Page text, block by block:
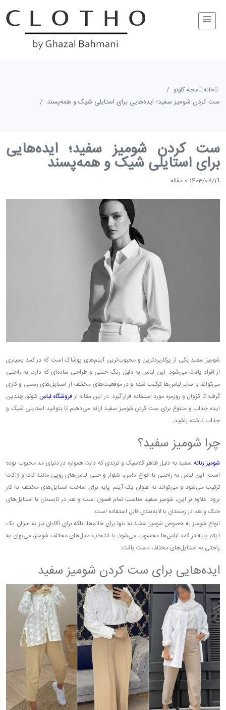
خانه مجله کلوتو
ست کردن شومیز سفید؛ ایده‌هایی برای استایلی شیک و همه‌پسند
ست کردن شومیز سفید؛ ایده‌هایی
برای استایلی شیک و همه‌پسند
1403/08/19
0 مقاله
شومیز سفید یکی از پرکاربردترین و محبوب‌ترین آیتم‌های پوشاک است که در کمد بسیاری
از افراد یافت می‌شود. این لباس به دلیل رنگ خنثی و طراحی ساده‌ای که دارد، به راحتی
می‌تواند با سایر لباس‌ها ترکیب شده و در موقعیت‌های مختلف از استایل‌های رسمی و کاری
گرفته تا کژوال و روزمره مورد استفاده قرار گیرد. در این مقاله از فروشگاه لباس کلوتو، چندین
ایده جذاب و متنوع برای ست کردن شومیز سفید ارائه می‌دهیم تا بتوانید استایلی شیک و
جذاب داشته باشید.
چرا شومیز سفید؟
شومیز زنانه سفید به دلیل ظاهر کلاسیک و ترندی که دارد، همواره در دنیای مد محبوب بوده
است. این لباس به راحتی با انواع دامن، شلوار و حتی لباس‌های رویی مانند کت و ژاکت
ترکیب می‌شود و می‌تواند به عنوان یک آیتم پایه برای ساخت استایل‌های مختلف به کار
برود. علاوه بر این، شومیز سفید مناسب تمام فصول است و هم در تابستان با استایل‌های
خنک و هم در زمستان با لایه‌بندی قابل استفاده است.
انواع شومیز به خصوص شومیز سفید نه تنها برای خانم‌ها، بلکه برای آقایان نیز به عنوان یک
آیتم پایه در کمد لباس‌ها محسوب می‌شود. با انتخاب مدل‌های مختلف شومیز، می‌توان به
راحتی به استایل‌های مختلف دست یافت.
ایده‌هایی برای ست کردن شومیز سفید